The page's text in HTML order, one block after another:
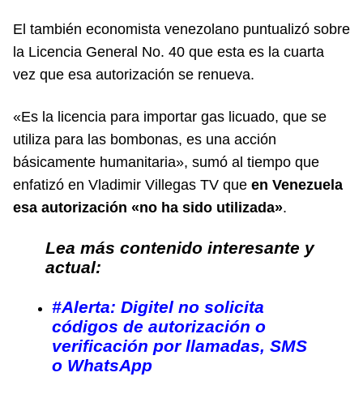
El también economista venezolano puntualizó sobre
la Licencia General No. 40 que esta es la cuarta
vez que esa autorización se renueva.
«Es la licencia para importar gas licuado, que se
utiliza para las bombonas, es una acción
básicamente humanitaria», sumó al tiempo que
enfatizó en Vladimir Villegas TV que en Venezuela
esa autorización «no ha sido utilizada».
Lea más contenido interesante y
actual:
#Alerta: Digitel no solicita
códigos de autorización o
verificación por llamadas, SMS
o WhatsApp